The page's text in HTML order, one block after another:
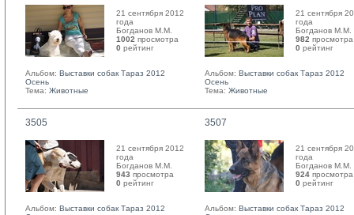
21 сентября 2012
года
Богданов М.М.
1002 просмотра
0 рейтинг
Альбом: Выставки собак Тараз 2012
Осень
Тема: Животные
21 сентября
года
Богданов М.М.
982 просмотра
0 рейтинг
Альбом: Выставки собак Тараз 2012
Осень
Тема: Животные
3505
21 сентября 2012
года
Богданов М.М.
943 просмотра
0 рейтинг
Альбом: Выставки собак Тараз 2012
3507
21 сентября
года
Богданов М.М.
924 просмотра
0 рейтинг
Альбом: Выставки собак Тараз 2012